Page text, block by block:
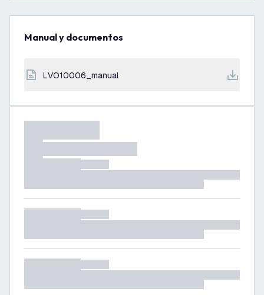
Manual y documentos
LVO10006_manual